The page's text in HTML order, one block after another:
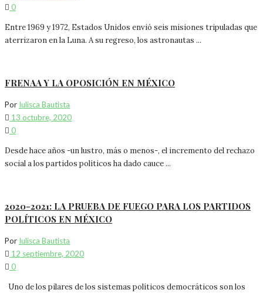
0
Entre 1969 y 1972, Estados Unidos envió seis misiones tripuladas que
aterrizaron en la Luna. A su regreso, los astronautas ...
FRENAA Y LA OPOSICIÓN EN MÉXICO
Por Iulisca Bautista
13 octubre, 2020
0
Desde hace años -un lustro, más o menos-, el incremento del rechazo
social a los partidos políticos ha dado cauce ...
2020-2021: LA PRUEBA DE FUEGO PARA LOS PARTIDOS
POLÍTICOS EN MÉXICO
Por Iulisca Bautista
12 septiembre, 2020
0
Uno de los pilares de los sistemas políticos democráticos son los